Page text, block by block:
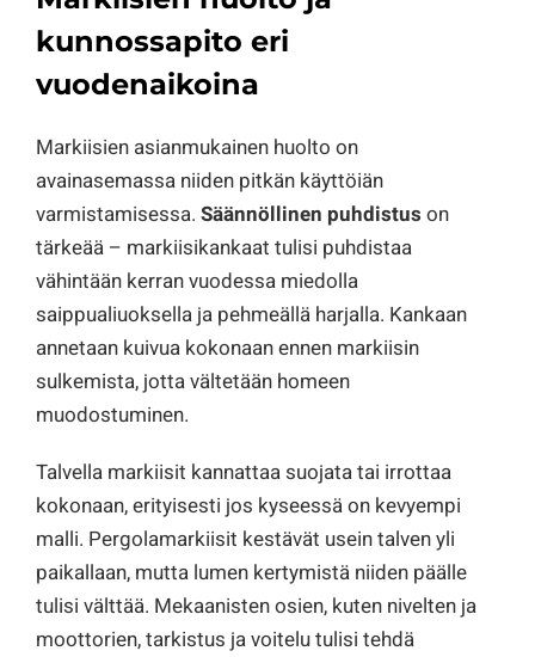
kunnossapito eri
vuodenaikoina
Markiisien asianmukainen huolto on
avainasemassa niiden pitkän käyttöiän
varmistamisessa. Säännöllinen puhdistus on
tärkeää – markiisikankaat tulisi puhdistaa
vähintään kerran vuodessa miedolla
saippualiuoksella ja pehmeällä harjalla. Kankaan
annetaan kuivua kokonaan ennen markiisin
sulkemista, jotta vältetään homeen
muodostuminen.
Talvella markiisit kannattaa suojata tai irrottaa
kokonaan, erityisesti jos kyseessä on kevyempi
malli. Pergolamarkiisit kestävät usein talven yli
paikallaan, mutta lumen kertymistä niiden päälle
tulisi välttää. Mekaanisten osien, kuten nivelten ja
moottorien, tarkistus ja voitelu tulisi tehdä